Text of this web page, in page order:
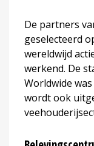
De partners
geselecteerd
wereldwijd
werkend. De
Worldwide
wordt ook